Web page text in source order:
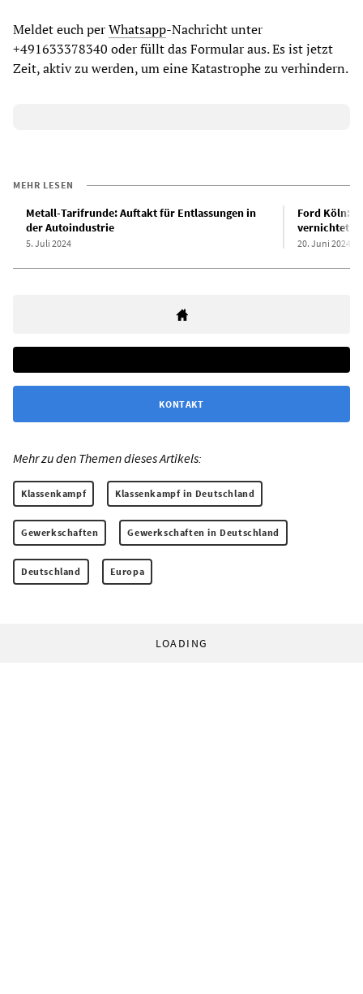
Meldet euch perWhatsapp-Nachricht unter
+491633378340 oder füllt das Formular aus. Es ist jetzt
Zeit, aktiv zu werden, um eine Katastrophe zu verhindern.
MEHR LESEN
Metall-Tarifrunde: Auftakt für Entlassungen in
der Autoindustrie
5. Juli 2024
Ford Köln:
vernichtet
20. Juni 2024
KONTAKT
Mehr zu den Themen dieses Artikels:
Klassenkampf Klassenkampf in Deutschland
Gewerkschaften Gewerkschaften in Deutschland
Deutschland Europa
LOADING